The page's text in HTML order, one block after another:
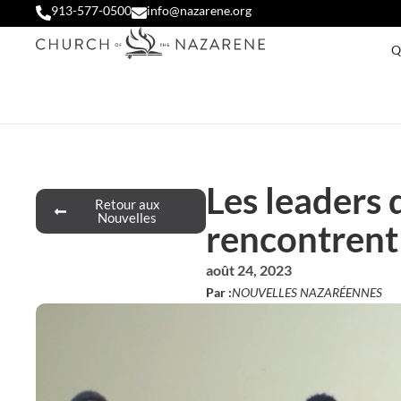
913-577-0500 info@nazarene.org
Retour aux
Nouvelles
Les leaders
août 24, 2023
Par :NOUVELLES NAZARÉENNES